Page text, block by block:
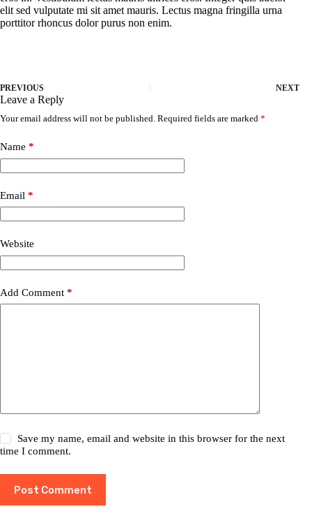
elit sed vulputate mi sit amet mauris. Lectus magna fringilla urna
porttitor rhoncus dolor purus non enim.
PREVIOUS NEXT
Leave a Reply
Your email address will not be published. Required fields are marked *
Name *
Email *
Website
Add Comment *
Save my name, email and website in this browser for the next
time I comment.
Post Comment